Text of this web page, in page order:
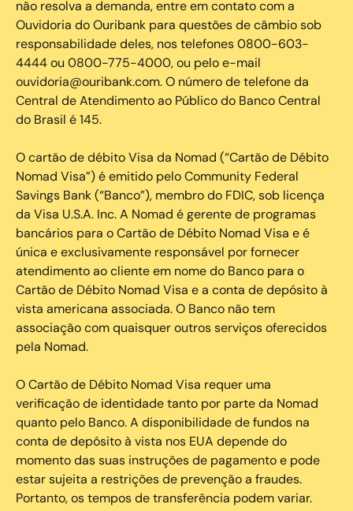
não resolva a demanda, entre em contato com a
Ouvidoria do Ouribank para questões de câmbio sob
responsabilidade deles, nos telefones 0800-603-
4444 ou 0800-775-4000, ou pelo e-mail
ouvidoria@ouribank.com. O número de telefone da
Central de Atendimento ao Público do Banco Central
do Brasil é 145.
O cartão de débito Visa da Nomad (“Cartão de Débito
Nomad Visa”) é emitido pelo Community Federal
Savings Bank (“Banco”), membro do FDIC, sob licença
da Visa U.S.A. Inc. A Nomad é gerente de programas
bancários para o Cartão de Débito Nomad Visa e é
única e exclusivamente responsável por fornecer
atendimento ao cliente em nome do Banco para o
Cartão de Débito Nomad Visa e a conta de depósito à
vista americana associada. O Banco não tem
associação com quaisquer outros serviços oferecidos
pela Nomad.
O Cartão de Débito Nomad Visa requer uma
verificação de identidade tanto por parte da Nomad
quanto pelo Banco. A disponibilidade de fundos na
conta de depósito à vista nos EUA depende do
momento das suas instruções de pagamento e pode
estar sujeita a restrições de prevenção a fraudes.
Portanto, os tempos de transferência podem variar.